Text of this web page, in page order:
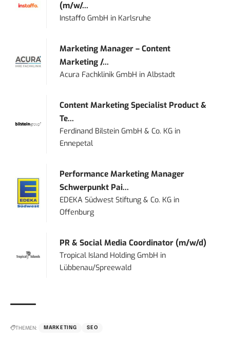
(m/w/...
Instaffo GmbH in Karlsruhe
Marketing Manager – Content
Marketing /...
Acura Fachklinik GmbH inAlbstadt
Content Marketing Specialist Product &
Te...
Ferdinand Bilstein GmbH & Co. KG in
Ennepetal
Performance Marketing Manager
Schwerpunkt Pai...
EDEKA Südwest Stiftung & Co. KG in
Offenburg
PR & Social Media Coordinator (m/w/d)
Tropical Island Holding GmbH in
Lübbenau/Spreewald
THEMEN: MARKETING SEO